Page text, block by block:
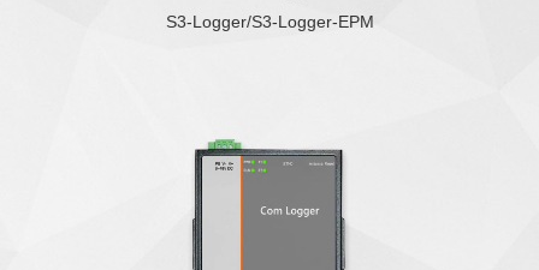
S3-Logger/S3-Logger-EPM